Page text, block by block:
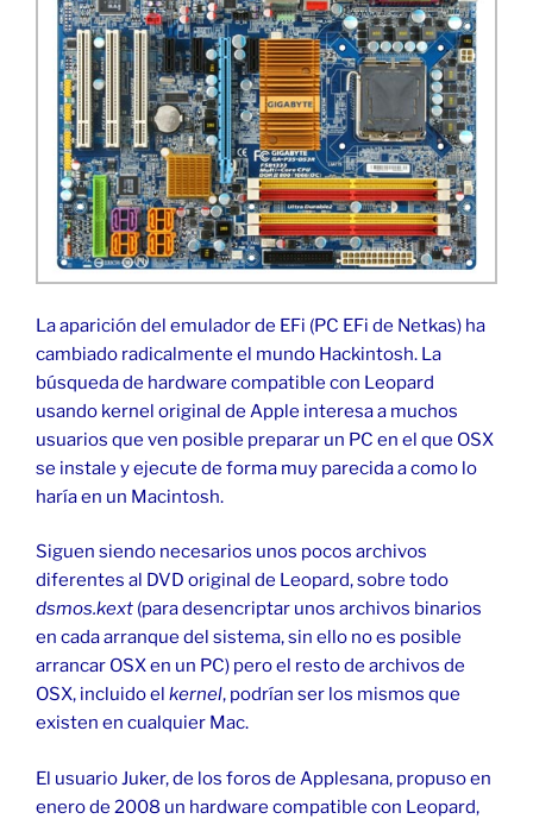
La aparición del emulador de EFi (PC EFi de Netkas) ha
cambiado radicalmente el mundo Hackintosh. La
búsqueda de hardware compatible con Leopard
usando kernel original de Apple interesa a muchos
usuarios que ven posible preparar un PC en el que OSX
se instale y ejecute de forma muy parecida a como lo
haría en un Macintosh.
Siguen siendo necesarios unos pocos archivos
diferentes al DVD original de Leopard, sobre todo
dsmos.kext (para desencriptar unos archivos binarios
en cada arranque del sistema, sin ello no es posible
arrancar OSX en un PC) pero el resto de archivos de
OSX, incluido el kernel, podrían ser los mismos que
existen en cualquier Mac.
El usuario Juker, de los foros de Applesana, propuso en
enero de 2008 un hardware compatible con Leopard,